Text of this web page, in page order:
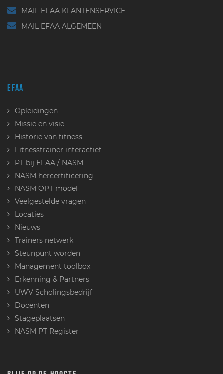
MAIL EFAA KLANTENSERVICE
MAIL EFAA ALGEMEEN
EFAA
Opleidingen
Missie en visie
Historie van fitness
Fitnesstrainer interactief
PT bij EFAA / NASM
NASM hercertificering
NASM OPT model
Veelgestelde vragen
Locaties
Nieuws
Trainers netwerk
Steunpunt worden
Management toolbox
Erkenning & Partners
UWV Scholingsbedrijf
Docenten
Stageplaatsen
NASM PT Register